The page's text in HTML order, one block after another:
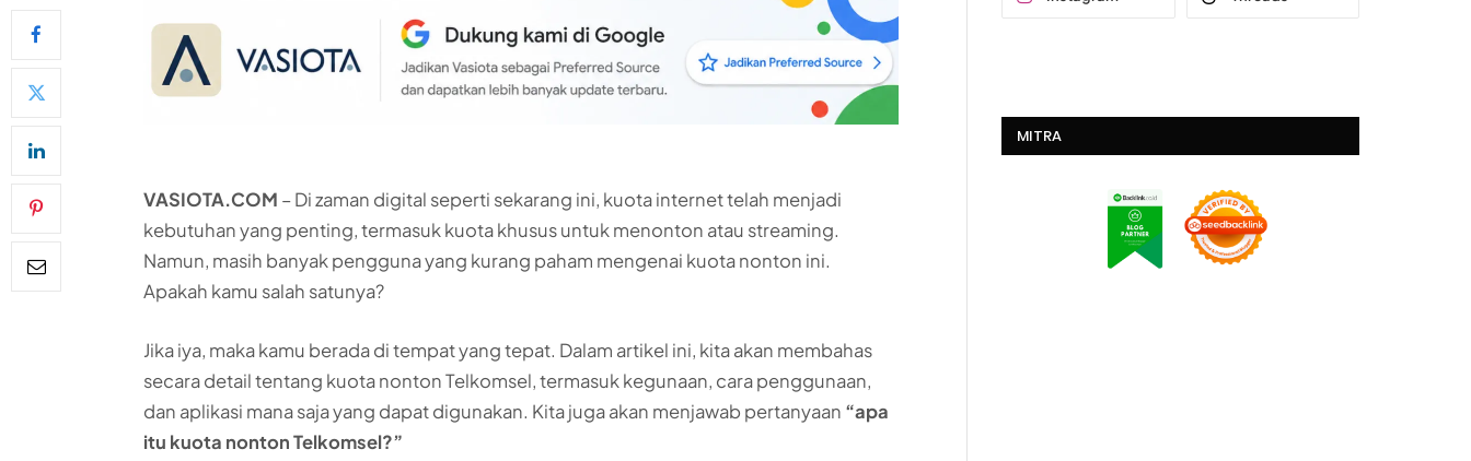
VASIOTA.COM – Di zaman digital seperti sekarang ini, kuota internet telah menjadi
kebutuhan yang penting, termasuk kuota khusus untuk menonton atau streaming.
Namun, masih banyak pengguna yang kurang paham mengenai kuota nonton ini.
Apakah kamu salah satunya?
Jika iya, maka kamu berada di tempat yang tepat. Dalam artikel ini, kita akan membahas
secara detail tentang kuota nonton Telkomsel, termasuk kegunaan, cara penggunaan,
dan aplikasi mana saja yang dapat digunakan. Kita juga akan menjawab pertanyaan “apa
itu kuota nonton Telkomsel?”
MITRA